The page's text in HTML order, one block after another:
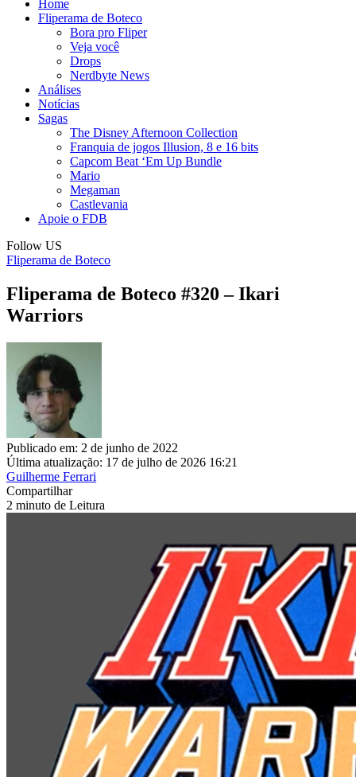
Home
Fliperama de Boteco
Bora pro Fliper
Veja você
Drops
Nerdbyte News
Análises
Notícias
Sagas
The Disney Afternoon Collection
Franquia de jogos Illusion, 8 e 16 bits
Capcom Beat ‘Em Up Bundle
Mario
Megaman
Castlevania
Apoie o FDB
Follow US
Fliperama de Boteco
Fliperama de Boteco #320 – Ikari
Warriors
Publicado em: 2 de junho de 2022
Última atualização: 17 de julho de 2026 16:21
Guilherme Ferrari
Compartilhar
2 minuto de Leitura